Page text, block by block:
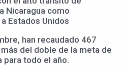
Nicaragua como
Estados Unidos
han recaudado 467
del doble de la meta de
para todo el año.